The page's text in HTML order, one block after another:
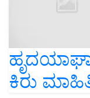
ಕಿರು